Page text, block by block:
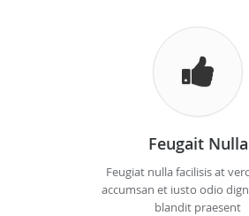
Feugait Nulla
Feugiat nulla facilisis at
accumsan et iusto odio
blandit praesent